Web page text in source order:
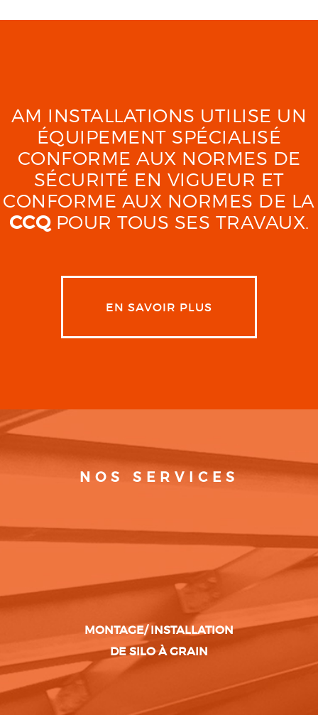
AM INSTALLATIONS UTILISE UN
ÉQUIPEMENT SPÉCIALISÉ
CONFORME AUX NORMES DE
SÉCURITÉ EN VIGUEUR ET
CONFORME AUX NORMES DE LA
CCQPOUR TOUS SES TRAVAUX.
EN SAVOIR PLUS
NOS SERVICES
MONTAGE/ INSTALLATION
DE SILO À GRAIN